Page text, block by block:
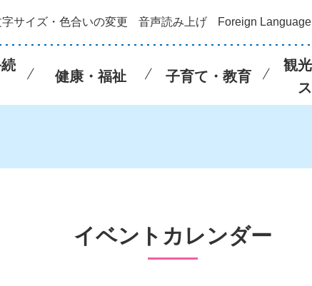
字サイズ・色合いの変更 音声読み上げ Foreign Language
健康・福祉 子育て・教育
観
イベントカレンダー